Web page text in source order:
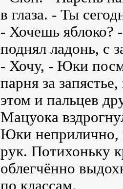
в глаза. - Ты
- Хочешь яблоко?
поднял ладонь, с
- Хочу, - Юки
парня за
этом и пальцев
Мацуока
Юки неприлично,
рук. Потихоньку
облегчённо
по классам.